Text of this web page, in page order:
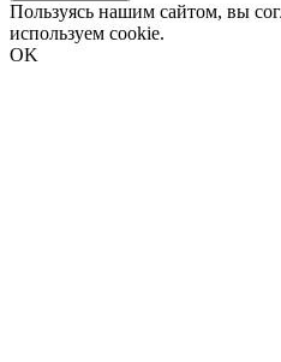
Пользуясь нашим сайтом, вы
используем cookie.
OK